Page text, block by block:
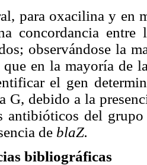
para oxacilina y en
concordancia
observándose la
en la mayoría de
el gen
G, debido a la
antibióticos del grupo
de blaZ.
bibliográficas